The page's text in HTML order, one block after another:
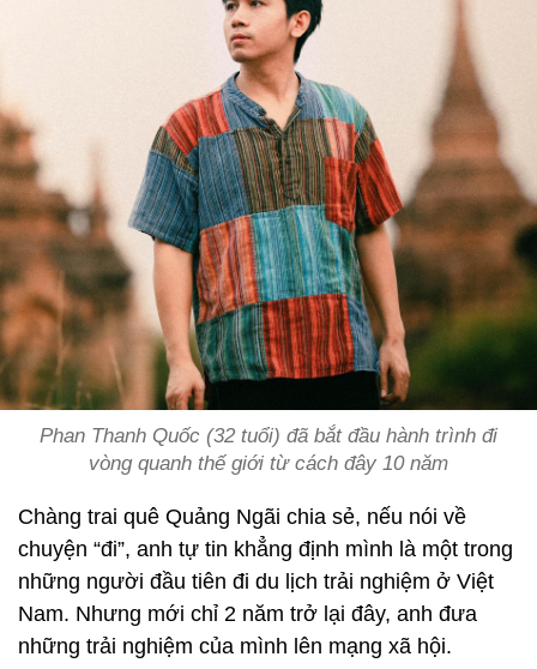
Phan Thanh Quốc (32 tuổi) đã bắt đầu hành trình đi
vòng quanh thế giới từ cách đây 10 năm
Chàng trai quê Quảng Ngãi chia sẻ, nếu nói về
chuyện “đi”, anh tự tin khẳng định mình là một trong
những người đầu tiên đi du lịch trải nghiệm ở Việt
Nam. Nhưng mới chỉ 2 năm trở lại đây, anh đưa
những trải nghiệm của mình lên mạng xã hội.